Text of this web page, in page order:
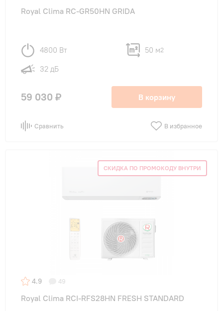
Royal Clima RC-GR50HN GRIDA
4800 Вт 50 м2
32 дБ
59 030 ₽ В корзину
Сравнить В избранное
СКИДКА ПО ПРОМОКОДУ ВНУТРИ
4.9 49
Royal Clima RCI-RFS28HN FRESH STANDARD